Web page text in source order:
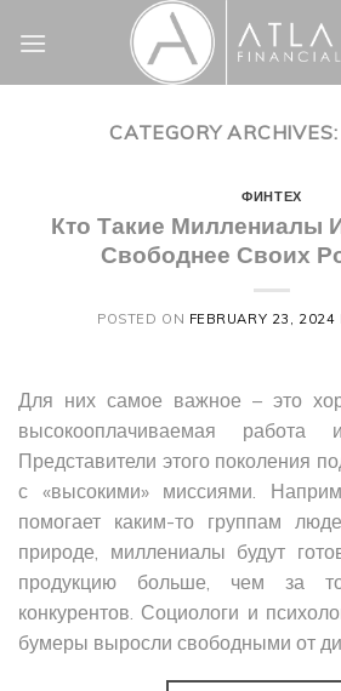
CATEGORY
ФИНТЕХ
Кто Такие Миллениалы
Свободнее Своих
POSTED ON FEBRUARY 23, 2024
Для них самое важное – это
высокооплачиваемая работа
Представители этого поколения
с «‎высокими» миссиями.
помогает каким-то группам
природе, миллениалы будут
продукцию больше, чем за
конкурентов. Социологи и
бумеры выросли свободными от